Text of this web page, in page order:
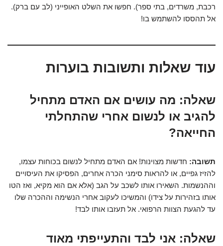
רכבת, משרדים, בתי ספר). חפשו את השלט האופייני (לב עם ברק).
אל תהססו להשתמש בו!
עוד שאלות ותשובות בוערות
שאלה: מה עושים אם האדם מתחיל
להגיב או לנשום אחרי שהתחלתי
החייאה?
תשובה: חדשות מצוינות! אם האדם מתחיל לנשום בכוחות עצמו,
להזיז גפיים, או להראות סימני הכרה אחרים, הפסיקו את העיסויים
וההנשמות. השאירו אותו לשכב על הגב (אלא אם הוא מקיא, ואז הטו
אותו בזהירות על צידו) והמשיכו לעקוב אחרי הנשימה וההכרה שלו
עד להגעת הצוות הרפואי. אל תעזבו אותו לבד!
שאלה: אני לבד והתעייפתי מאוד